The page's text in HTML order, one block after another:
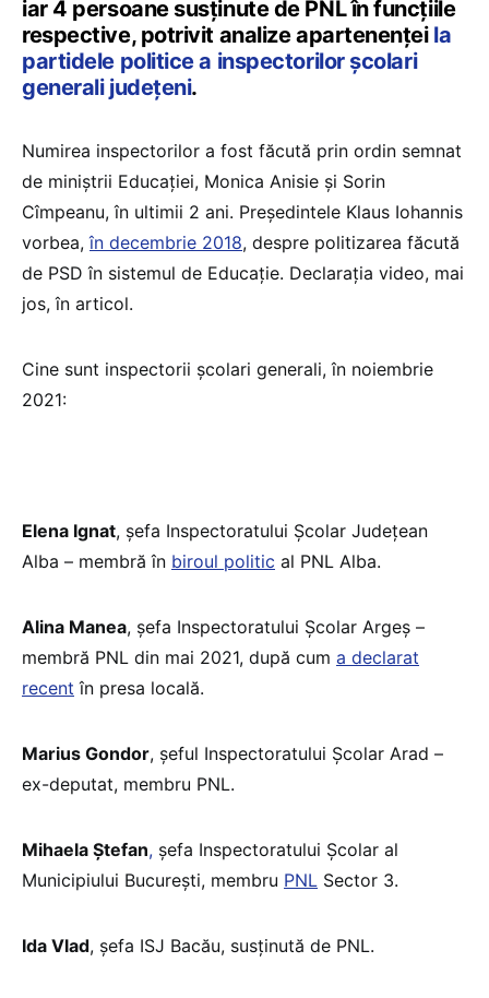
iar 4 persoane susținute de PNL în funcțiile
respective, potrivit analize apartenenței la
partidele politice a inspectorilor școlari
generali județeni.
Numirea inspectorilor a fost făcută prin ordin semnat
de miniștrii Educației, Monica Anisie și Sorin
Cîmpeanu, în ultimii 2 ani. Președintele Klaus Iohannis
vorbea,în decembrie 2018, despre politizarea făcută
de PSD în sistemul de Educație. Declarația video, mai
jos, în articol.
Cine sunt inspectorii școlari generali, în noiembrie
2021:
Elena Ignat, șefa Inspectoratului Școlar Județean
Alba – membră în biroul politic al PNL Alba.
Alina Manea, șefa Inspectoratului Școlar Argeș –
membră PNL din mai 2021, după cum a declarat
recent în presa locală.
Marius Gondor, șeful Inspectoratului Școlar Arad –
ex-deputat, membru PNL.
Mihaela Ștefan, șefa Inspectoratului Școlar al
Municipiului București, membru PNL Sector 3.
Ida Vlad, șefa ISJ Bacău, susținută de PNL.